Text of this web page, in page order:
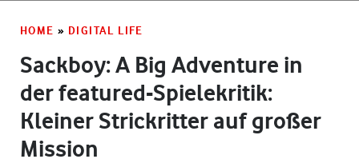
HOME » DIGITAL LIFE
Sackboy: A Big Adventure in
der featured-Spielekritik:
Kleiner Strickritter auf großer
Mission